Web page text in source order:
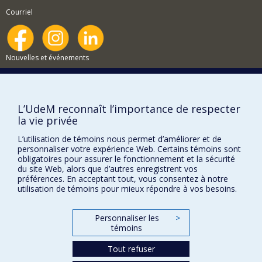
Courriel
Nouvelles et événements
Plan du site
Accessibilité
FACULTÉ DES ARTS ET DES SCIENCES
Nos départements et écoles
Nos centres d'études
L’UdeM reconnaît l’importance de respecter
la vie privée
L’utilisation de témoins nous permet d’améliorer et de
personnaliser votre expérience Web. Certains témoins sont
obligatoires pour assurer le fonctionnement et la sécurité
du site Web, alors que d’autres enregistrent vos
préférences. En acceptant tout, vous consentez à notre
utilisation de témoins pour mieux répondre à vos besoins.
Personnaliser les
témoins
>
Tout refuser